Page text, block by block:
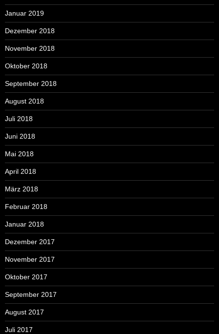
Januar 2019
Dezember 2018
November 2018
Oktober 2018
September 2018
August 2018
Juli 2018
Juni 2018
Mai 2018
April 2018
März 2018
Februar 2018
Januar 2018
Dezember 2017
November 2017
Oktober 2017
September 2017
August 2017
Juli 2017